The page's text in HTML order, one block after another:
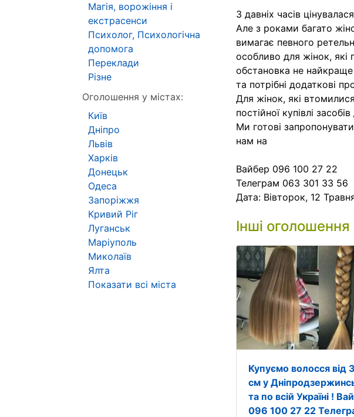
З давніх часів
Але з роками багато
вимагає певного
особливо для жінок, які
обстановка не
та потрібні додаткові
Для жінок, які
постійної купівлі
Ми готові
нам на
Вайбер 096 100 27 22
Телеграм 063 301 33 56
Дата: Вівторок, 12
Інші оголошення
Купуємо волосся від
см у
та по всій Україні !
096 100 27 22
Магія, ворожіння і
екстрасенси
Психолог, Психологічна
допомога
Переклади
Різне
Оголошення у містах:
Київ
Дніпро
Львів
Харків
Донецьк
Одеса
Запоріжжя
Кривий Ріг
Луганськ
Маріуполь
Миколаїв
Ялта
Показати всі міста